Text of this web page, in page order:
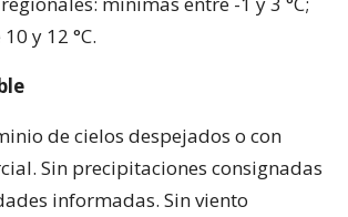
y 12 °C.
de cielos despejados o con
Sin precipitaciones consignadas
informadas. Sin viento